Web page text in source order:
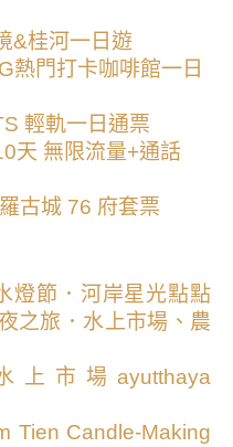
&桂河一日遊
熱門打卡咖啡館一日
輕軌一日通票
天 無限流量+通話
古城 76 府套票
燈節．河岸星光點點
之旅．水上市場、農
市場ayutthaya
Tien Candle-Making